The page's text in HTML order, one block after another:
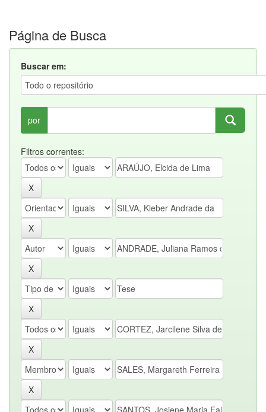
Página de Busca
Buscar em:
por
Filtros correntes: